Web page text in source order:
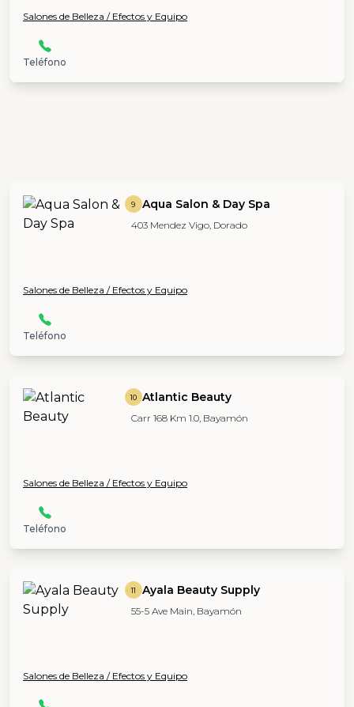
Salones de Belleza / Efectos y Equipo
Teléfono
9 Aqua Salon & Day Spa
403 Mendez Vigo, Dorado
Salones de Belleza / Efectos y Equipo
Teléfono
10 Atlantic Beauty
Carr 168 Km 1.0, Bayamón
Salones de Belleza / Efectos y Equipo
Teléfono
11 Ayala Beauty Supply
55-5 Ave Main, Bayamón
Salones de Belleza / Efectos y Equipo